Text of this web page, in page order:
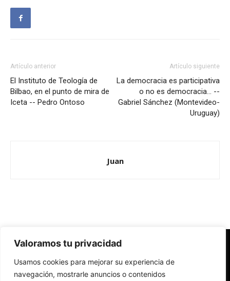
Valoramos tu privacidad
Usamos cookies para mejorar su experiencia de
navegación, mostrarle anuncios o contenidos
Artículo anterior
El Instituto de Teología de
Bilbao, en el punto de mira de
Iceta -- Pedro Ontoso
Artículo siguiente
La democracia es participativa
o no es democracia… --
Gabriel Sánchez (Montevideo-
Uruguay)
Juan
Redes Cristianas
Una mirada alternativa sobre la Iglesia católica y la sociedad
- Colectivos de Redes Cristianas